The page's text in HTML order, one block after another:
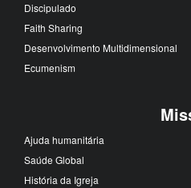
Discipulado
Faith Sharing
Desenvolvimento Multidimensional
Ecumenism
Ajuda humanitária
Saúde Global
História da Igreja